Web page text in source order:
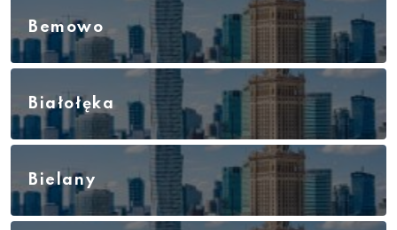
Bemowo
Białołęka
Bielany